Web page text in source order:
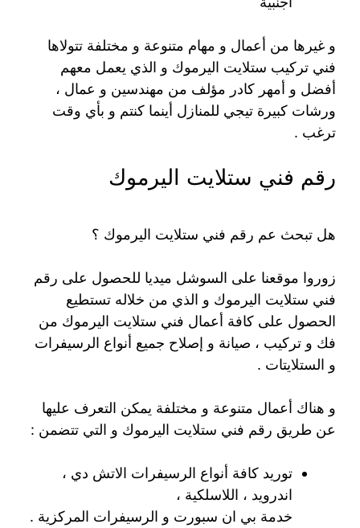
و غيرها من أعمال و مهام متنوعة و مختلفة تتولاها
فني تركيب ستلايت اليرموك و الذي يعمل معهم
أفضل و أمهر كادر مؤلف من مهندسين و عمال ،
ورشات كبيرة تيجي للمنازل أينما كنتم و بأي وقت
ترغب .
رقم فني ستلايت اليرموك
هل تبحث عم رقم فني ستلايت اليرموك ؟
زوروا موقعنا على السوشل ميديا للحصول على رقم
فني ستلايت اليرموك و الذي من خلاله تستطيع
الحصول على كافة أعمال فني ستلايت اليرموك من
فك و تركيب ، صيانة و إصلاح جميع أنواع الرسيفرات
و الستلايتات .
و هناك أعمال متنوعة و مختلفة يمكن التعرف عليها
عن طريق رقم فني ستلايت اليرموك و التي تتضمن :
توريد كافة أنواع الرسيفرات الاتش دي ،
اندرويد ، اللاسلكية ،
خدمة بي ان سبورت و الرسيفرات المركزية .